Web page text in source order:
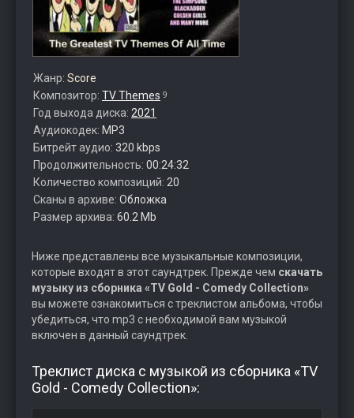
Жанр: Score
Композитор: TV Themes 9
Год выхода диска: 2021
Аудиокодек: MP3
Битрейт аудио: 320 kbps
Продолжительность: 00:24:32
Количество композиций: 20
Сканы в архиве: Обложка
Размер архива: 60.2 Mb
Ниже представлены все музыкальные композиции,
которые входят в этот саундтрек. Прежде чем скачать
музыку из сборника «TV Gold - Comedy Collection»
вы можете ознакомиться с треклистом альбома, чтобы
убедиться, что mp3 с необходимой вам музыкой
включен в данный саундтрек.
Треклист диска с музыкой из сборника «TV
Gold - Comedy Collection»: